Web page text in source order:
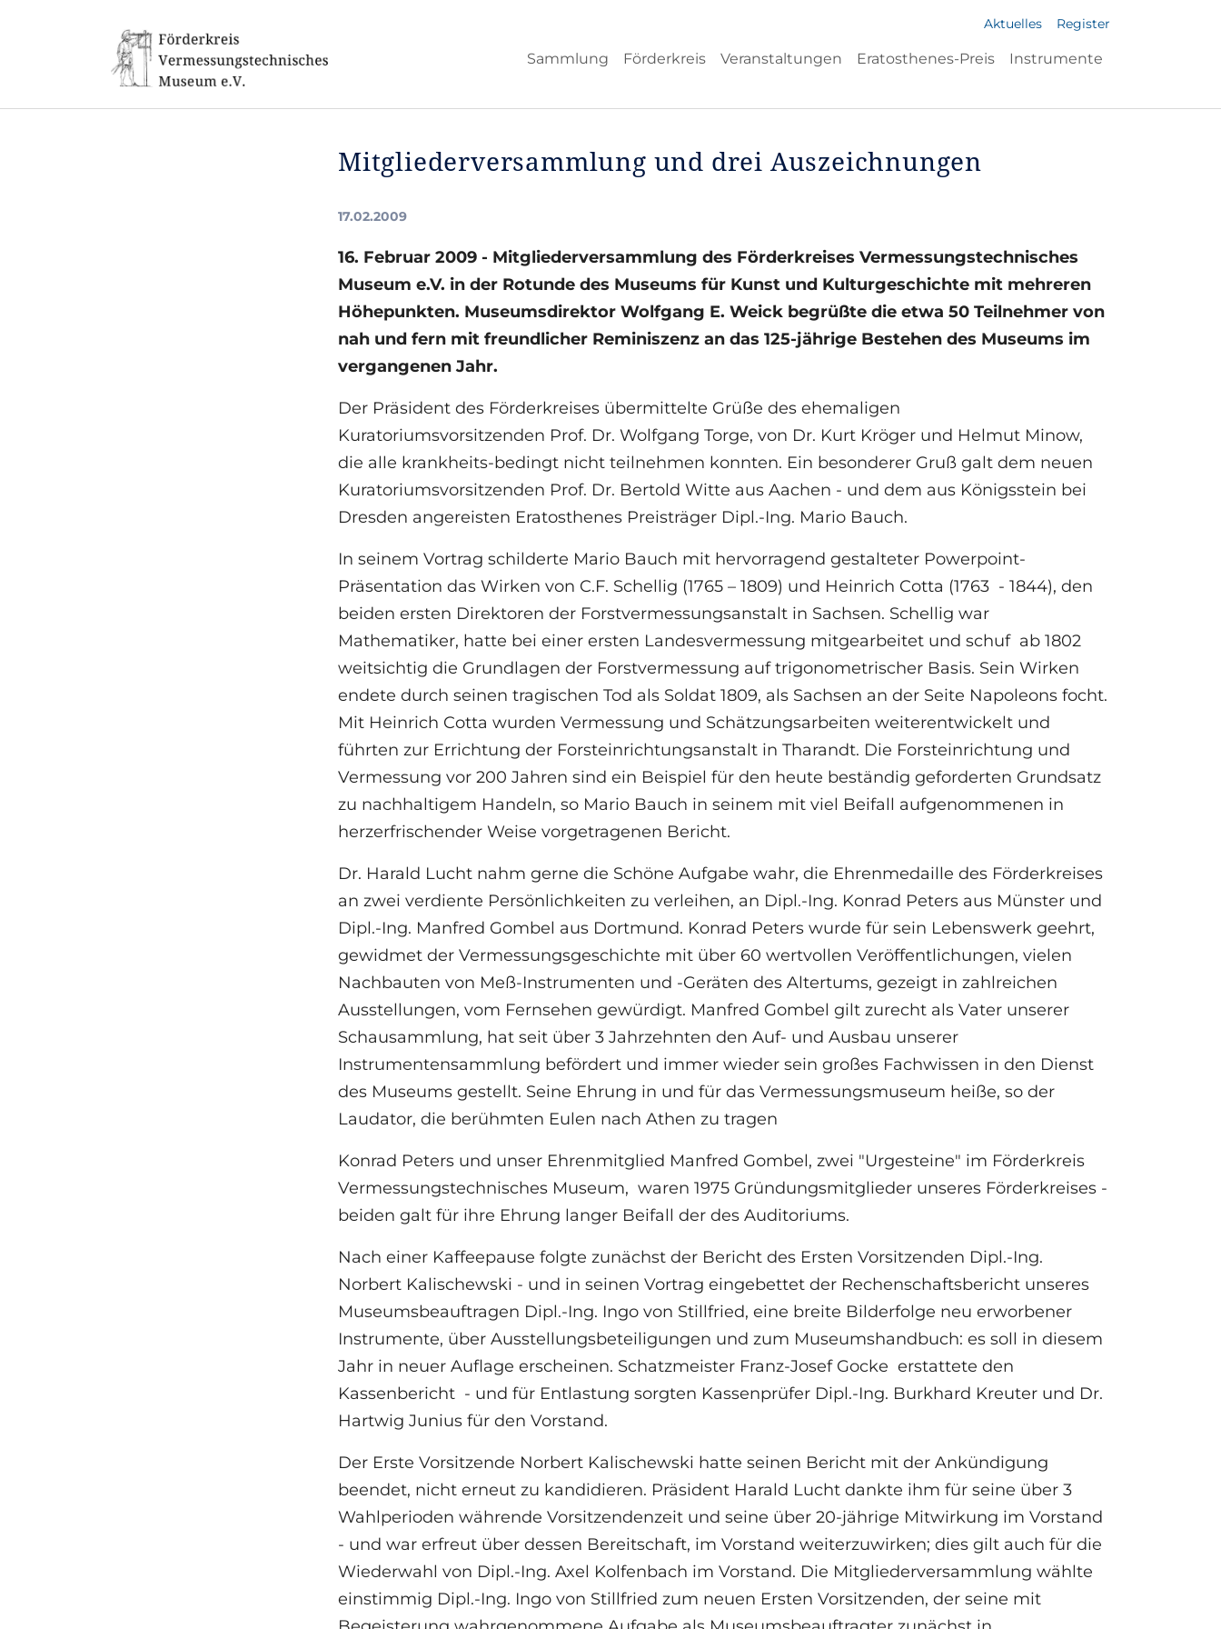
Aktuelles Register
Sammlung Förderkreis Veranstaltungen Eratosthenes-Preis Instrumente
Mitgliederversammlung und drei Auszeichnungen
17.02.2009
16. Februar 2009 - Mitgliederversammlung des Förderkreises Vermessungstechnisches
Museum e.V. in der Rotunde des Museums für Kunst und Kulturgeschichte mit mehreren
Höhepunkten. Museumsdirektor Wolfgang E. Weick begrüßte die etwa 50 Teilnehmer von
nah und fern mit freundlicher Reminiszenz an das 125-jährige Bestehen des Museums im
vergangenen Jahr.
Der Präsident des Förderkreises übermittelte Grüße des ehemaligen
Kuratoriumsvorsitzenden Prof. Dr. Wolfgang Torge, von Dr. Kurt Kröger und Helmut Minow,
die alle krankheits-bedingt nicht teilnehmen konnten. Ein besonderer Gruß galt dem neuen
Kuratoriumsvorsitzenden Prof. Dr. Bertold Witte aus Aachen - und dem aus Königsstein bei
Dresden angereisten Eratosthenes Preisträger Dipl.-Ing. Mario Bauch.
In seinem Vortrag schilderte Mario Bauch mit hervorragend gestalteter Powerpoint-
Präsentation das Wirken von C.F. Schellig (1765 – 1809) und Heinrich Cotta (1763 - 1844), den
beiden ersten Direktoren der Forstvermessungsanstalt in Sachsen. Schellig war
Mathematiker, hatte bei einer ersten Landesvermessung mitgearbeitet und schuf ab 1802
weitsichtig die Grundlagen der Forstvermessung auf trigonometrischer Basis. Sein Wirken
endete durch seinen tragischen Tod als Soldat 1809, als Sachsen an der Seite Napoleons focht.
Mit Heinrich Cotta wurden Vermessung und Schätzungsarbeiten weiterentwickelt und
führten zur Errichtung der Forsteinrichtungsanstalt in Tharandt. Die Forsteinrichtung und
Vermessung vor 200 Jahren sind ein Beispiel für den heute beständig geforderten Grundsatz
zu nachhaltigem Handeln, so Mario Bauch in seinem mit viel Beifall aufgenommenen in
herzerfrischender Weise vorgetragenen Bericht.
Dr. Harald Lucht nahm gerne die Schöne Aufgabe wahr, die Ehrenmedaille des Förderkreises
an zwei verdiente Persönlichkeiten zu verleihen, an Dipl.-Ing. Konrad Peters aus Münster und
Dipl.-Ing. Manfred Gombel aus Dortmund. Konrad Peters wurde für sein Lebenswerk geehrt,
gewidmet der Vermessungsgeschichte mit über 60 wertvollen Veröffentlichungen, vielen
Nachbauten von Meß-Instrumenten und -Geräten des Altertums, gezeigt in zahlreichen
Ausstellungen, vom Fernsehen gewürdigt. Manfred Gombel gilt zurecht als Vater unserer
Schausammlung, hat seit über 3 Jahrzehnten den Auf- und Ausbau unserer
Instrumentensammlung befördert und immer wieder sein großes Fachwissen in den Dienst
des Museums gestellt. Seine Ehrung in und für das Vermessungsmuseum heiße, so der
Laudator, die berühmten Eulen nach Athen zu tragen
Konrad Peters und unser Ehrenmitglied Manfred Gombel, zwei "Urgesteine" im Förderkreis
Vermessungstechnisches Museum, waren 1975 Gründungsmitglieder unseres Förderkreises -
beiden galt für ihre Ehrung langer Beifall der des Auditoriums.
Nach einer Kaffeepause folgte zunächst der Bericht des Ersten Vorsitzenden Dipl.-Ing.
Norbert Kalischewski - und in seinen Vortrag eingebettet der Rechenschaftsbericht unseres
Museumsbeauftragen Dipl.-Ing. Ingo von Stillfried, eine breite Bilderfolge neu erworbener
Instrumente, über Ausstellungsbeteiligungen und zum Museumshandbuch: es soll in diesem
Jahr in neuer Auflage erscheinen. Schatzmeister Franz-Josef Gocke erstattete den
Kassenbericht - und für Entlastung sorgten Kassenprüfer Dipl.-Ing. Burkhard Kreuter und Dr.
Hartwig Junius für den Vorstand.
Der Erste Vorsitzende Norbert Kalischewski hatte seinen Bericht mit der Ankündigung
beendet, nicht erneut zu kandidieren. Präsident Harald Lucht dankte ihm für seine über 3
Wahlperioden währende Vorsitzendenzeit und seine über 20-jährige Mitwirkung im Vorstand
- und war erfreut über dessen Bereitschaft, im Vorstand weiterzuwirken; dies gilt auch für die
Wiederwahl von Dipl.-Ing. Axel Kolfenbach im Vorstand. Die Mitgliederversammlung wählte
einstimmig Dipl.-Ing. Ingo von Stillfried zum neuen Ersten Vorsitzenden, der seine mit